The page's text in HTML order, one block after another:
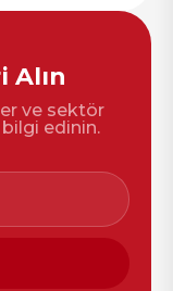
Alın
ve sektör
edinin.